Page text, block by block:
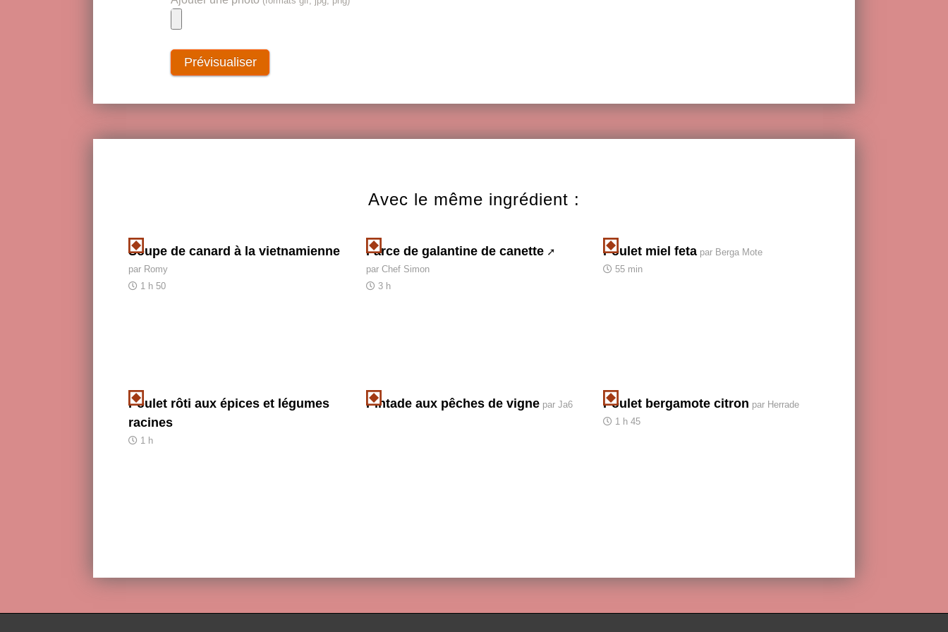
Avec le même ingrédient :
Soupe de canard à la vietnamienne
par Romy
1 h 50
Farce de galantine de canette
par Chef Simon
3 h
Poulet miel feta par Berga Mote
55 min
Poulet rôti aux épices et légumes
racines
1 h
Pintade aux pêches de vignepar Ja6 Poulet bergamote citron par Herrade
1 h 45